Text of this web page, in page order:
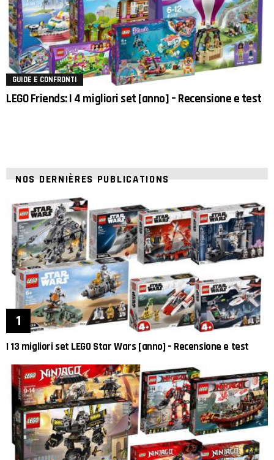
GUIDE E CONFRONTI
LEGO Friends: I 4 migliori set [anno] – Recensione e test
NOS DERNIÈRES PUBLICATIONS
I 13 migliori set LEGO Star Wars [anno] – Recensione e test